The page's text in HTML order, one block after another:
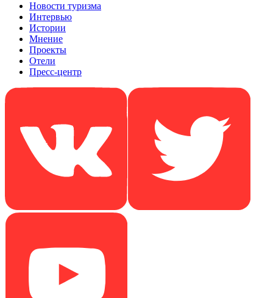
Новости туризма
Интервью
Истории
Мнение
Проекты
Отели
Пресс-центр